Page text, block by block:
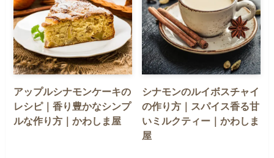
アップルシナモンケーキの
レシピ｜香り豊かなシンプ
ルな作り方｜かわしま屋
シナモンのルイボスチャイ
の作り方｜スパイス香る甘
いミルクティー｜かわしま
屋